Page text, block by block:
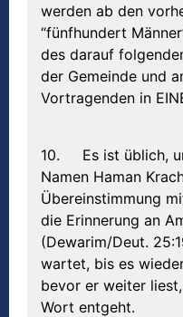
werden ab den
“fünfhundert
des darauf
der Gemeinde und
Vortragenden in
10. Es ist üblich,
Namen Haman
Übereinstimmung
die Erinnerung an
(Dewarim/Deut.
wartet, bis es
bevor er weiter
Wort entgeht.